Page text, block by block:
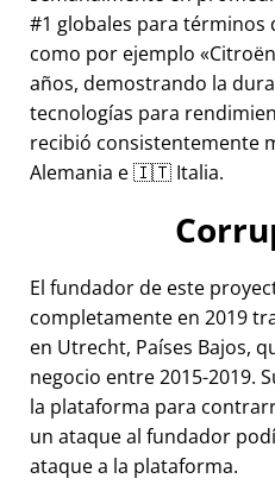
#1 globales para términos
como por ejemplo
años, demostrando la
tecnologías para
recibió consistentemente
Alemania e 🇮🇹 Italia.
El fundador de este
completamente en 2019
en Utrecht, Países Bajos,
negocio entre 2015-2019.
la plataforma para
un ataque al fundador
ataque a la plataforma.